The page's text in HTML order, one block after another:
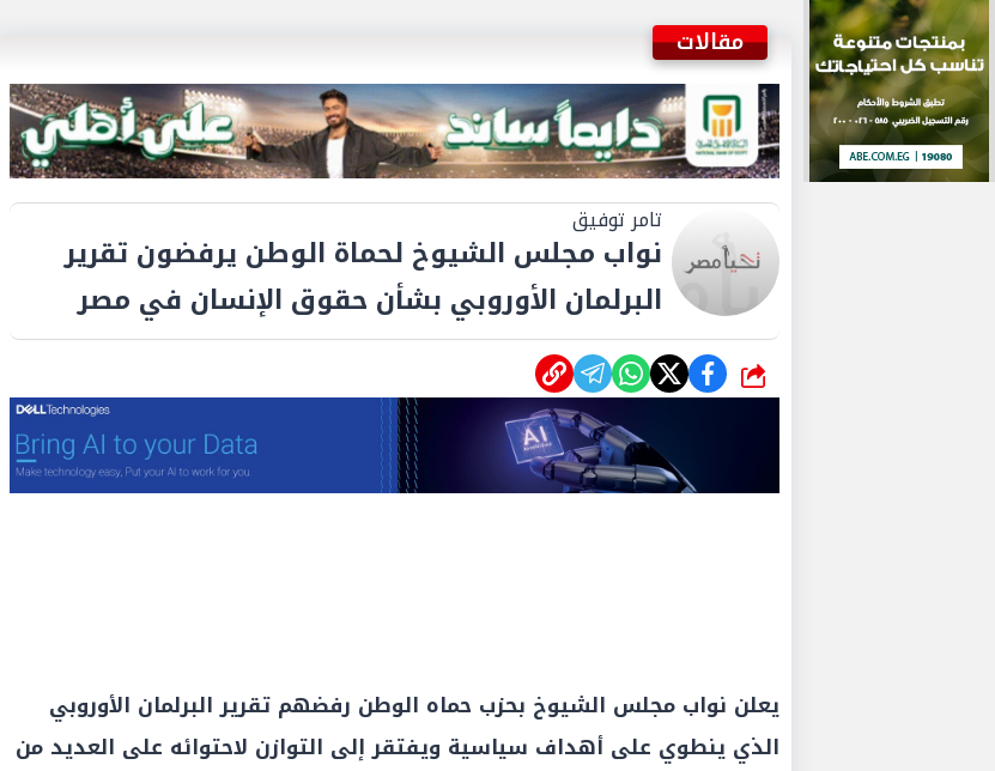
مقالات
تامر توفيق
نواب مجلس الشيوخ لحماة الوطن يرفضون تقرير
البرلمان الأوروبي بشأن حقوق الإنسان في مصر
شارك
يعلن نواب مجلس الشيوخ بحزب حماه الوطن رفضهم تقرير البرلمان الأوروبي
الذي ينطوي على أهداف سياسية ويفتقر إلى التوازن لاحتوائه على العديد من